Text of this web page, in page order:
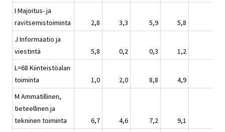
I Majoitus- ja
ravitsemistoiminta
2,8 3,3 5,9
5,8
J Informaatio ja
viestintä
5,8 0,2 0,3 1,2
L=68 Kiinteistöalan
toiminta
1,0 2,0 8,8
4,9
M Ammatillinen,
tieteellinen ja
tekninen toiminta
6,7 4,6 7,2
9,1